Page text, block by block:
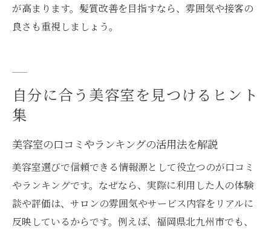
が高まります。髪質改善を目指すなら、雰囲気や接客の
良さも重視しましょう。
自分に合う美容室を見つけるヒント
集
美容室の口コミやランキングの活用法を解説
美容室選びで信頼できる情報源として役立つのが口コミ
やランキングです。なぜなら、実際に利用した人の体験
談や評価は、サロンの雰囲気やサービス内容をリアルに
反映しているからです。例えば、福岡県北九州市でも、